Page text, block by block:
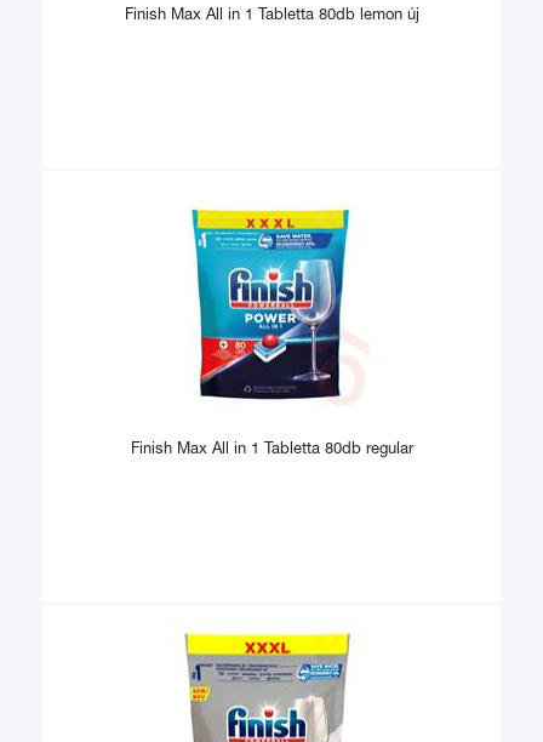
Finish Max All in 1 Tabletta 80db lemon új
Finish Max All in 1 Tabletta 80db regular